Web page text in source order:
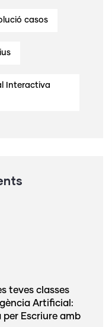
casos
Interactiva
teves classes
Artificial:
Escriure amb